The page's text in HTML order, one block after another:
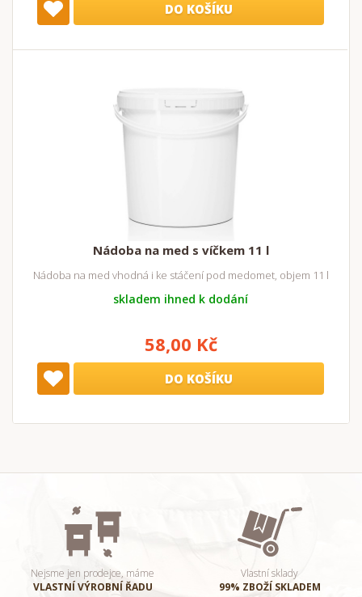
DO KOŠÍKU
Nádoba na med s víčkem 11 l
Nádoba na med vhodná i ke stáčení pod medomet, objem 11 l
skladem ihned k dodání
58,00 Kč
DO KOŠÍKU
Nejsme jen prodejce, máme
VLASTNÍ VÝROBNÍ ŘADU
Vlastní sklady
99% ZBOŽÍ SKLADEM